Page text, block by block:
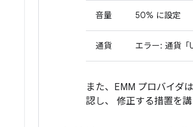
音量 50% に設定
通貨 エラー: 通貨「
また、EMM プロバイダは
認し、 修正する措置を講